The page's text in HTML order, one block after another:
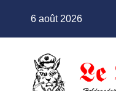
6 août 2026